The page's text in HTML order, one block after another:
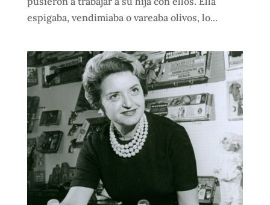
espigaba, vendimiaba o vareaba olivos, lo...